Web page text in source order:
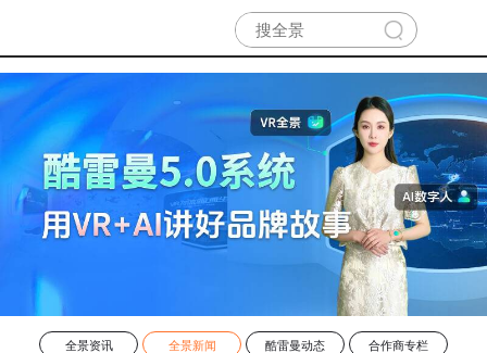
全景资讯 全景新闻 酷雷曼动态 合作商专栏